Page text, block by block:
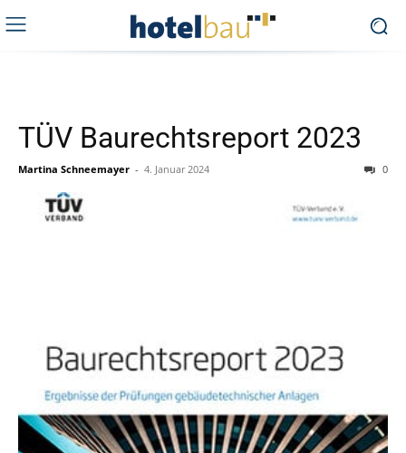
TÜV Baurechtsreport 2023
Martina Schneemayer - 4. Januar 2024 0